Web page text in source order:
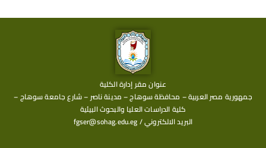
عنوان مقر إدارة الكلية
جمهورية مصر العربية – محافظة سوهاج – مدينة ناصر – شارع جامعة سوهاج –
كلية الدراسات العليا والبحوث البيئية
البريد الالكتروني / fgser@sohag.edu.eg